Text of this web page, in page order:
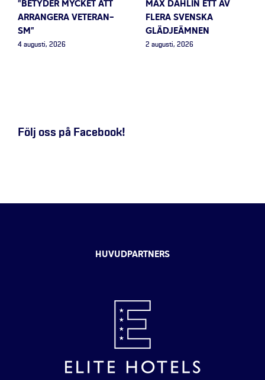
”BETYDER MYCKET ATT
ARRANGERA VETERAN-
SM”
4 augusti, 2026
MAX DAHLIN ETT AV
FLERA SVENSKA
GLÄDJEÄMNEN
2 augusti, 2026
Följ oss på Facebook!
HUVUDPARTNERS